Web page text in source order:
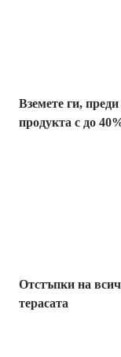
Вземете ги,
продукта с до
Отстъпки на
терасата